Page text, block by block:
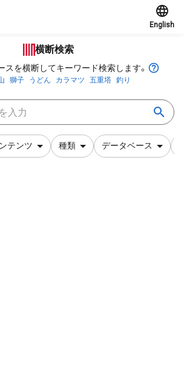
English
横断検索
スを横断してキーワード検索します。
獅子 うどん カラマツ 五重塔 釣り
テンツ 種類 データベース